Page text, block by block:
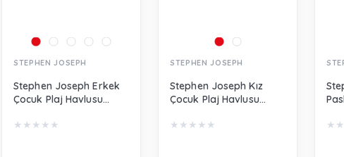
STEPHEN JOSEPH
Stephen Joseph Erkek
Çocuk Plaj Havlusu
SJ100436A
★ ★ ★ ★ ★
STEPHEN JOSEPH
Stephen Joseph Kız
Çocuk Plaj Havlusu
SJ100483
★ ★ ★ ★ ★
★ ★